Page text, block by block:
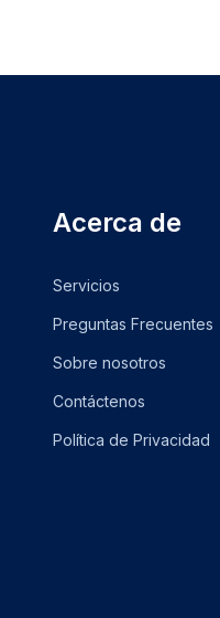
Acerca de
Servicios
Preguntas Frecuentes
Sobre nosotros
Contáctenos
Política de Privacidad